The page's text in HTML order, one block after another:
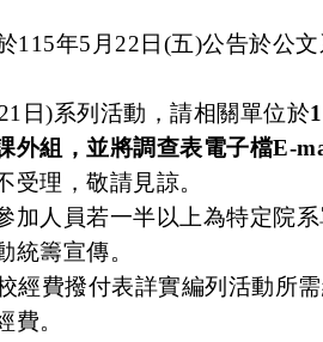
115年5月22日(五)公告於公
日)系列活動，請相關單位於
外組，並將調查表電子檔E-
理，敬請見諒。
加人員若一半以上為特定院
統籌宣傳。
經費撥付表詳實編列活動所
費。